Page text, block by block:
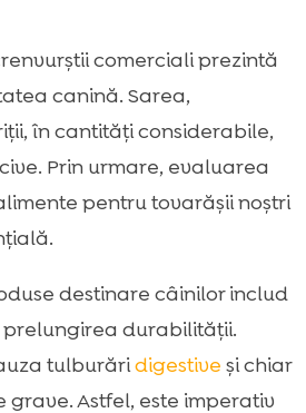
comerciali prezintă
canină. Sarea,
în cantități considerabile,
Prin urmare, evaluarea
pentru tovarășii noștri
destinare câinilor includ
durabilității.
tulburăridigestive și chiar
Astfel, este imperativ